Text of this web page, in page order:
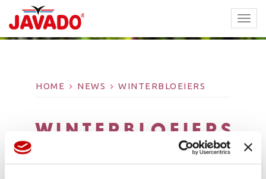
HOME NEWS WINTERBLOEIERS
WINTERBLOEIERS